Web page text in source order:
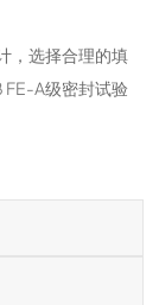
，选择合理的填
FE-A级密封试验